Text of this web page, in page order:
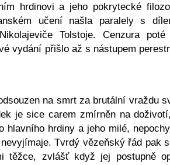
hrdinovi a jeho pokrytecké
učení našla paralely s
Tolstoje. Cenzura
vydání přišlo až s nástupem
na smrt za brutální vraždu
je sice carem zmírněn na
hlavního hrdiny a jeho milé,
Tvrdý vězeňský řád pak
těžce, zvlášť když jej postupně